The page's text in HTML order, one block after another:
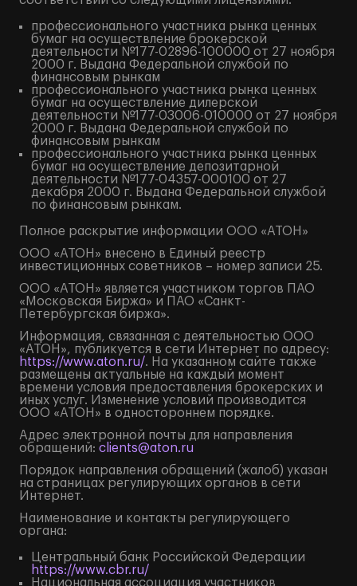
профессионального участника рынка ценных
бумаг на осуществление брокерской
деятельности №177-02896-100000 от 27 ноября
2000 г. Выдана Федеральной службой по
финансовым рынкам
профессионального участника рынка ценных
бумаг на осуществление дилерской
деятельности №177-03006-010000 от 27 ноября
2000 г. Выдана Федеральной службой по
финансовым рынкам
профессионального участника рынка ценных
бумаг на осуществление депозитарной
деятельности №177-04357-000100 от 27
декабря 2000 г. Выдана Федеральной службой
по финансовым рынкам.
Полное раскрытие информации ООО «АТОН»
ООО «АТОН» внесено в Единый реестр
инвестиционных советников – номер записи 25.
ООО «АТОН» является участником торгов ПАО
«Московская Биржа» и ПАО «Санкт-
Петербургская биржа».
Информация, связанная с деятельностью ООО
«АТОН», публикуется в сети Интернет по адресу:
https://www.aton.ru/. На указанном сайте также
размещены актуальные на каждый момент
времени условия предоставления брокерских и
иных услуг. Изменение условий производится
ООО «АТОН» в одностороннем порядке.
Адрес электронной почты для направления
обращений: clients@aton.ru
Порядок направления обращений (жалоб) указан
на страницах регулирующих органов в сети
Интернет.
Наименование и контакты регулирующего
органа:
Центральный банк Российской Федерации
https://www.cbr.ru/
Национальная ассоциация участников